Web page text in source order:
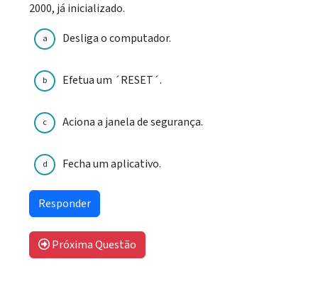
2000, já inicializado.
a Desliga o computador.
b Efetua um ´RESET´.
c Aciona a janela de segurança.
d Fecha um aplicativo.
Próxima Questão